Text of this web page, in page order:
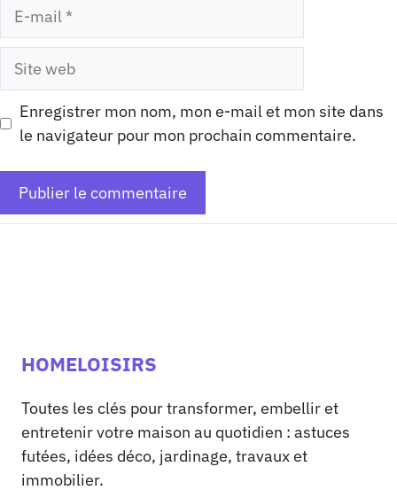
Site
Enregistrer mon nom, mon e-mail et mon site dans
le navigateur pour mon prochain commentaire.
HOMELOISIRS
Toutes les clés pour transformer, embellir et
entretenir votre maison au quotidien : astuces
futées, idées déco, jardinage, travaux et
immobilier.